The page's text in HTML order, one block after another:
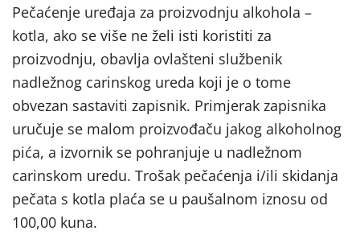
Pečaćenje uređaja za proizvodnju alkohola –
kotla, ako se više ne želi isti koristiti za
proizvodnju, obavlja ovlašteni službenik
nadležnog carinskog ureda koji je o tome
obvezan sastaviti zapisnik. Primjerak zapisnika
uručuje se malom proizvođaču jakog alkoholnog
pića, a izvornik se pohranjuje u nadležnom
carinskom uredu. Trošak pečaćenja i/ili skidanja
pečata s kotla plaća se u paušalnom iznosu od
100,00 kuna.